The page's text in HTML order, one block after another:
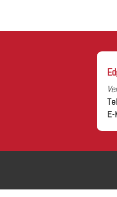
E-